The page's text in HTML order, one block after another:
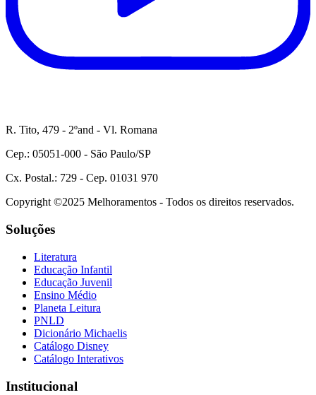
R. Tito, 479 - 2ºand - Vl. Romana
Cep.: 05051-000 - São Paulo/SP
Cx. Postal.: 729 - Cep. 01031 970
Copyright ©2025 Melhoramentos - Todos os direitos reservados.
Soluções
Literatura
Educação Infantil
Educação Juvenil
Ensino Médio
Planeta Leitura
PNLD
Dicionário Michaelis
Catálogo Disney
Catálogo Interativos
Institucional